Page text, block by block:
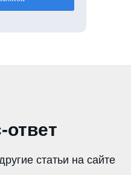
ответ
статьи на сайте